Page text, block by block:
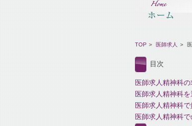
TOP 医師求人
目次
医師求人精神科
医師求人精神科
医師求人精神科
医師求人精神科